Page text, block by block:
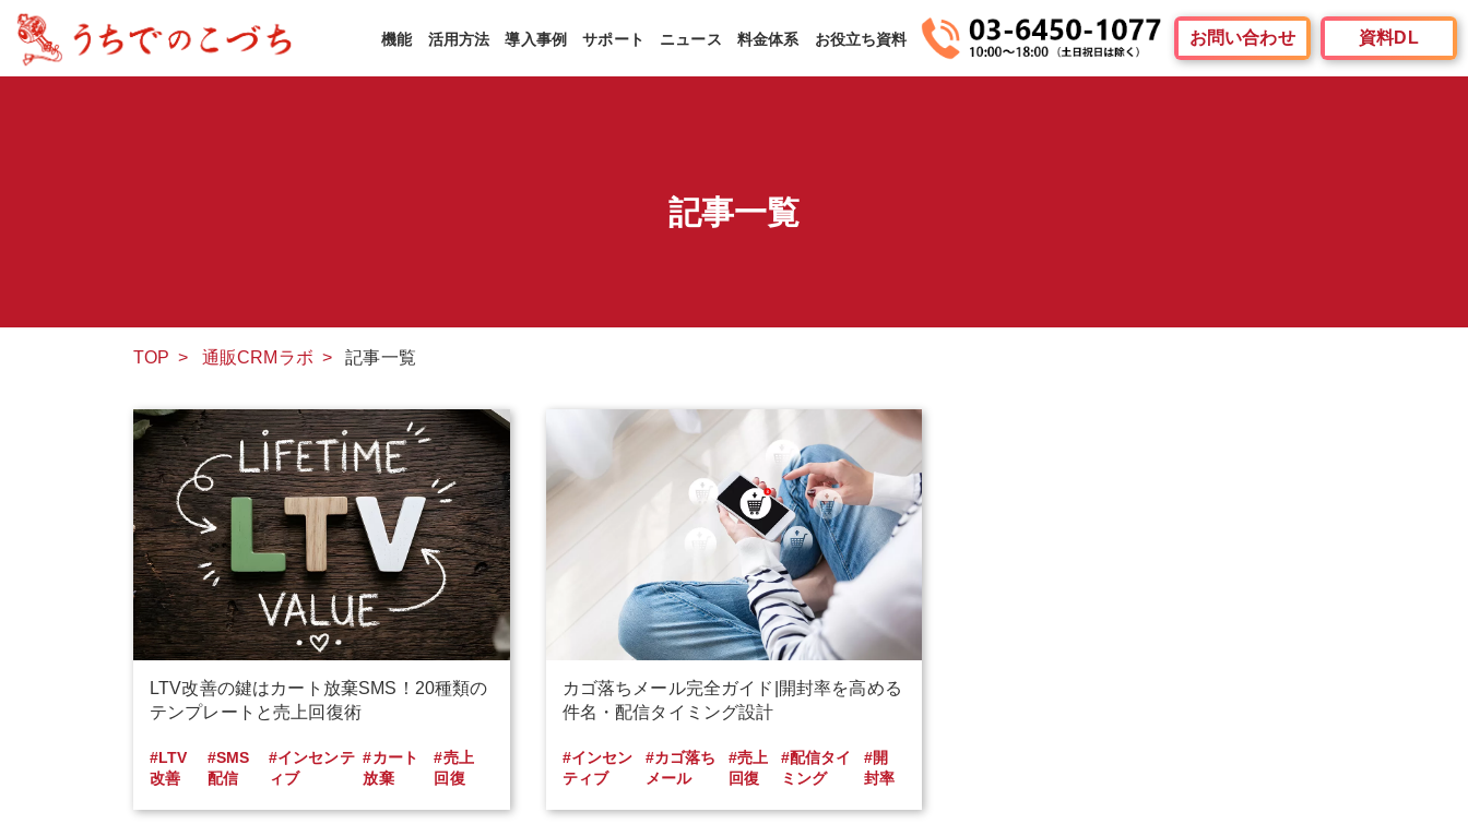
機能 活用方法 導入事例 サポート ニュース 料金体系 お役立ち資料 お問い合わせ 資料DL
記事一覧
TOP > 通販CRMラボ > 記事一覧
LTV改善の鍵はカート放棄SMS！20種類の
テンプレートと売上回復術
#LTV
改善
#SMS
配信
#インセンテ
ィブ
#カート
放棄
#売上
回復
カゴ落ちメール完全ガイド|開封率を高める
件名・配信タイミング設計
#インセン
ティブ
#カゴ落ち
メール
#売上
回復
#配信タイ
ミング
#開
封率